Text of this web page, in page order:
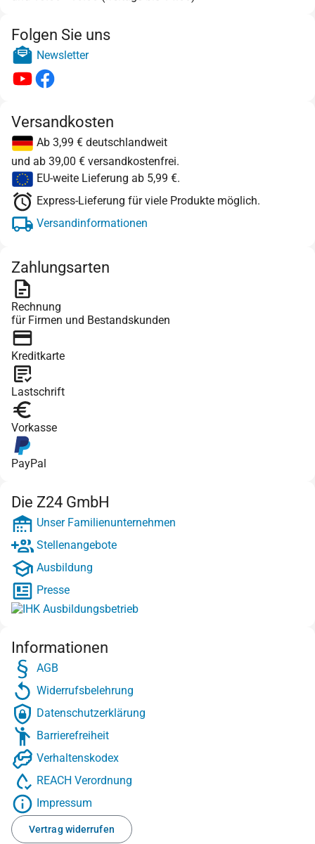
Folgen Sie uns
Newsletter
Versandkosten
Ab 3,99 € deutschlandweit
und ab 39,00 € versandkostenfrei.
EU-weite Lieferung ab 5,99 €.
Express-Lieferung für viele Produkte möglich.
Versandinformationen
Zahlungsarten
Rechnung
für Firmen und Bestandskunden
Kreditkarte
Lastschrift
Vorkasse
PayPal
Die Z24 GmbH
Unser Familienunternehmen
Stellenangebote
Ausbildung
Presse
Informationen
AGB
Widerrufsbelehrung
Datenschutzerklärung
Barrierefreiheit
Verhaltenskodex
REACH Verordnung
Impressum
Vertrag widerrufen